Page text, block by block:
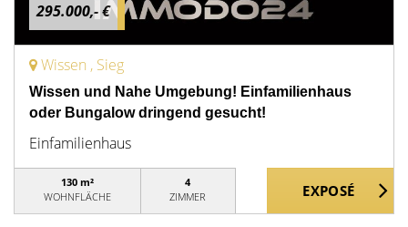
295.000,- €
Wissen , Sieg
Wissen und Nahe Umgebung! Einfamilienhaus
oder Bungalow dringend gesucht!
Einfamilienhaus
130 m²
WOHNFLÄCHE
4
ZIMMER